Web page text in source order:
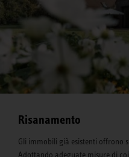
Risanamento
Gli immobili già esistenti offrono
Adottando adeguate misure di